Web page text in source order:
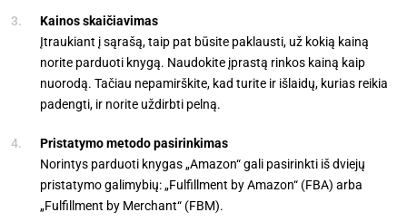
Kainos skaičiavimas
Įtraukiant į sąrašą, taip pat būsite paklausti, už kokią kainą
norite parduoti knygą. Naudokite įprastą rinkos kainą kaip
nuorodą. Tačiau nepamirškite, kad turite ir išlaidų, kurias reikia
padengti, ir norite uždirbti pelną.
Pristatymo metodo pasirinkimas
Norintys parduoti knygas „Amazon“ gali pasirinkti iš dviejų
pristatymo galimybių: „Fulfillment by Amazon“ (FBA) arba
„Fulfillment by Merchant“ (FBM).